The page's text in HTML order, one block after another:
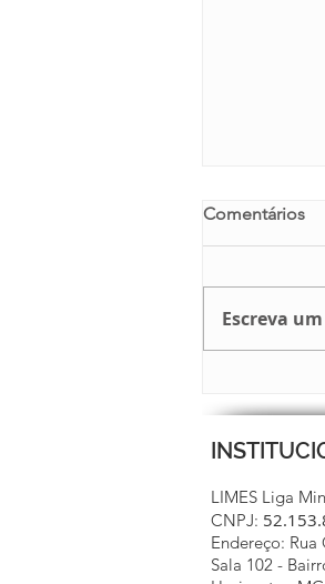
Comentários
Escreva
LIMES Liga
CNPJ:
Endereço: Rua
Sala 102 -